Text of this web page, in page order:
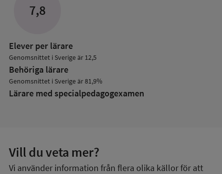
7,8
Elever per lärare
Genomsnittet i Sverige är 12,5
Behöriga lärare
Genomsnittet i Sverige är 81,9%
Lärare med specialpedagog­examen
Vill du veta mer?
Vi använder information från flera olika källor för att